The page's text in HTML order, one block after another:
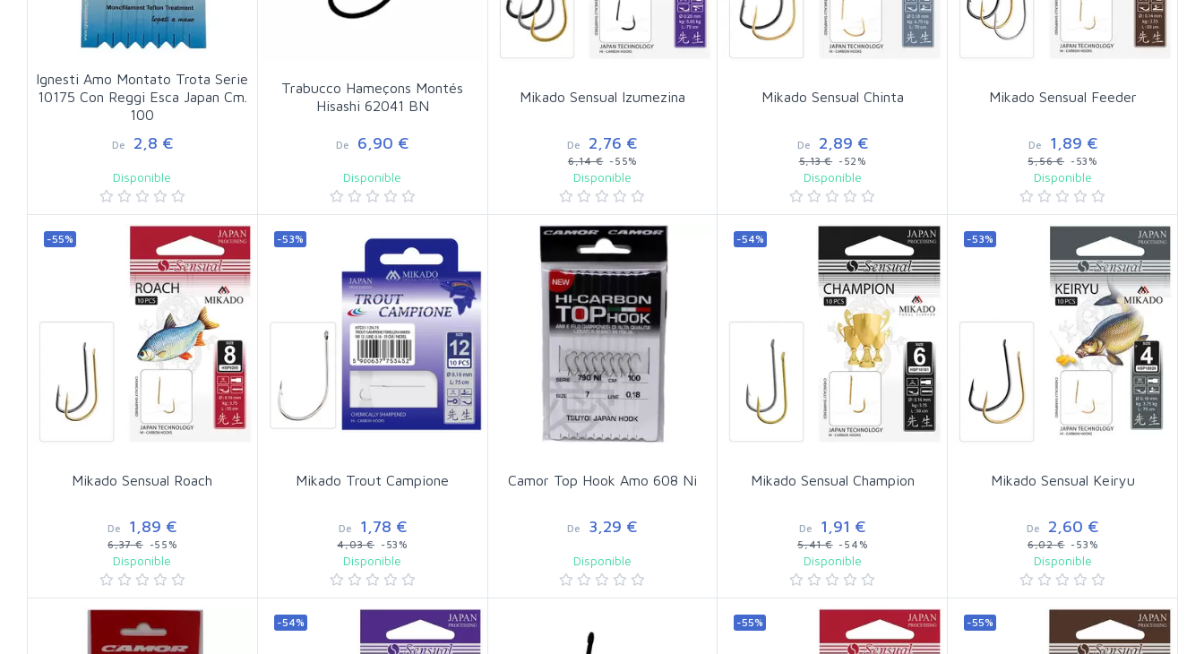
Ignesti Amo Montato Trota Serie
10175 Con Reggi Esca Japan Cm.
100
De 2,8 €
Disponible
Trabucco Hameçons Montés
Hisashi 62041 BN
De 6,90 €
Disponible
Mikado Sensual Izumezina
De 2,76 €
6,14 €-55%
Disponible
Mikado Sensual Chinta
De 2,89 €
5,13 €-52%
Disponible
Mikado Sensual Feeder
De 1,89 €
5,56 €-53%
Disponible
-55%
Mikado Sensual Roach
De 1,89 €
6,37 €-55%
Disponible
-53%
Mikado Trout Campione
De 1,78 €
4,03 € -53%
Disponible
Camor Top Hook Amo 608 Ni
De 3,29 €
Disponible
-54%
Mikado Sensual Champion
De 1,91 €
5,41 €-54%
Disponible
-53%
Mikado Sensual Keiryu
De 2,60 €
6,02 €-53%
Disponible
-54% -55% -55%